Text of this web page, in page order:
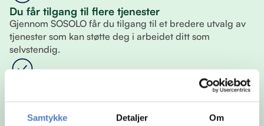
Samtykke Detaljer Om
Du får tilgang til flere tjenester
Gjennom SOSOLO får du tilgang til et bredere utvalg av
tjenester som kan støtte deg i arbeidet ditt som
selvstendig.
Du står fritt til å sette sammen din egen løsning. Det betyr
at du kun bruker tjenestene som er relevante for deg, og